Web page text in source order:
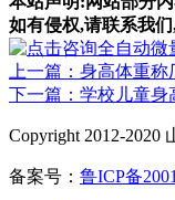
如有侵权,请联系我
上一篇：身高体重
下一篇：学校儿童身
Copyright 2012-2020
备案号： 鲁ICP备